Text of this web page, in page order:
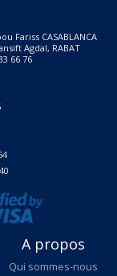
Fariss CASABLANCA
Agdal, RABAT
66 76
A propos
Qui sommes-nous